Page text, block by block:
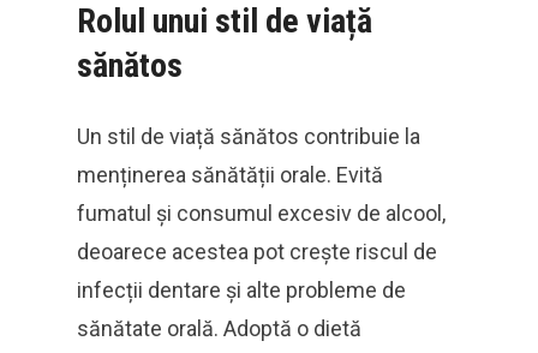
Rolul unui stil de viață
sănătos
Un stil de viață sănătos contribuie la
menținerea sănătății orale. Evită
fumatul și consumul excesiv de alcool,
deoarece acestea pot crește riscul de
infecții dentare și alte probleme de
sănătate orală. Adoptă o dietă